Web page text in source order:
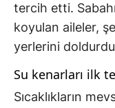
tercih etti.
koyulan aileler,
yerlerini
Su kenarları ilk
Sıcaklıkların